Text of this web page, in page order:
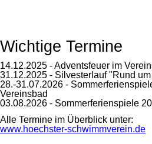
Wichtige Termine
14.12.2025 - Adventsfeuer im
31.12.2025 - Silvesterlauf "Rund
28.-31.07.2026 -
Vereinsbad
03.08.2026 - Sommerferienspiele
Alle Termine im Überblick unter:
www.hoechster-schwimmverein.de